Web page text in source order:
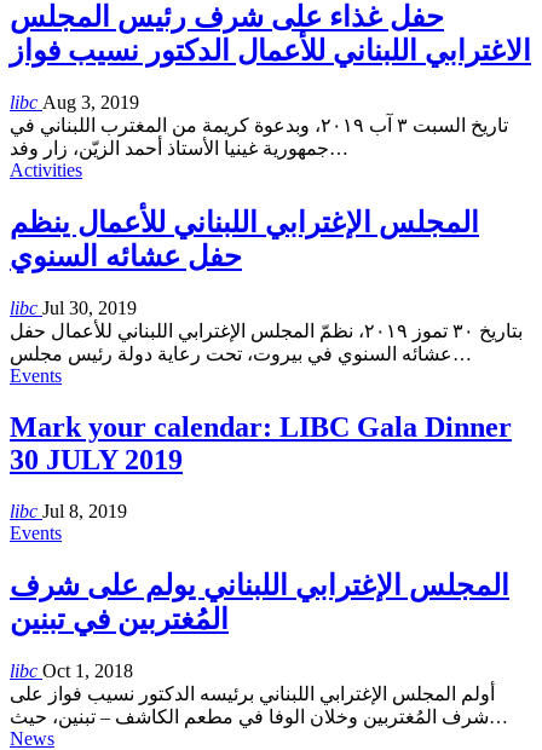
حفل غذاء على شرف رئيس المجلس
الاغترابي اللبناني للأعمال الدكتور نسيب فواز
libc Aug 3, 2019
تاريخ السبت ٣ آب ٢٠١٩، وبدعوة كريمة من المغترب اللبناني في
جمهورية غينيا الأستاذ أحمد الزيّن، زار وفد…
Activities
المجلس الإغترابي اللبناني للأعمال ينظم
حفل عشائه السنوي
libc Jul 30, 2019
بتاريخ ٣٠ تموز ٢٠١٩، نظمّ المجلس الإغترابي اللبناني للأعمال حفل
عشائه السنوي في بيروت، تحت رعاية دولة رئيس مجلس…
Events
Mark your calendar: LIBC Gala Dinner
30 JULY 2019
libc Jul 8, 2019
Events
المجلس الإغترابي اللبناني يولم على شرف
المُغتربين في تبنين
libc Oct 1, 2018
أولم المجلس الإغترابي اللبناني برئيسه الدكتور نسيب فواز على
شرف المُغتربين وخلان الوفا في مطعم الكاشف – تبنين، حيث…
News